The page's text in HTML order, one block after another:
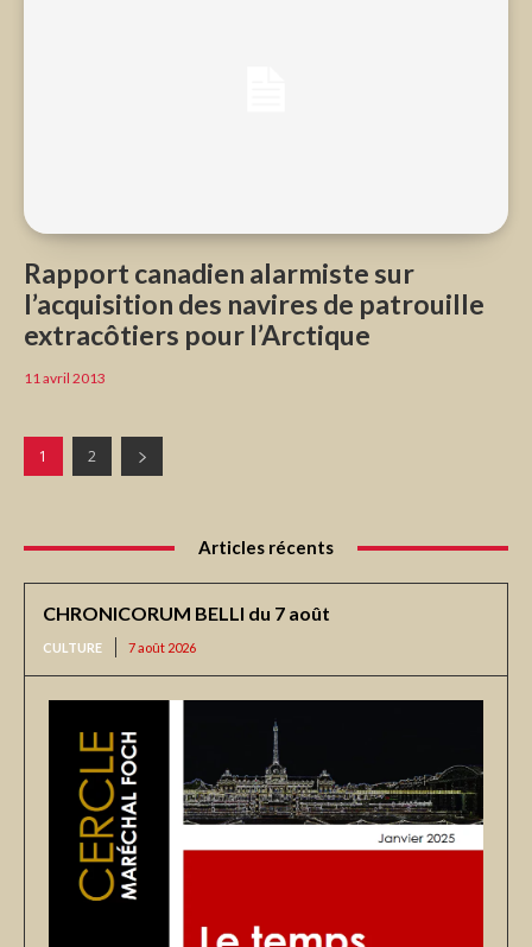
Rapport canadien alarmiste sur
l’acquisition des navires de patrouille
extracôtiers pour l’Arctique
11 avril 2013
1 2
Articles récents
CHRONICORUM BELLI du 7 août
CULTURE 7 août 2026